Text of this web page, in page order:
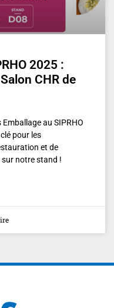
2025 :
CHR de
au SIPRHO
pour les
et de
sur notre stand !